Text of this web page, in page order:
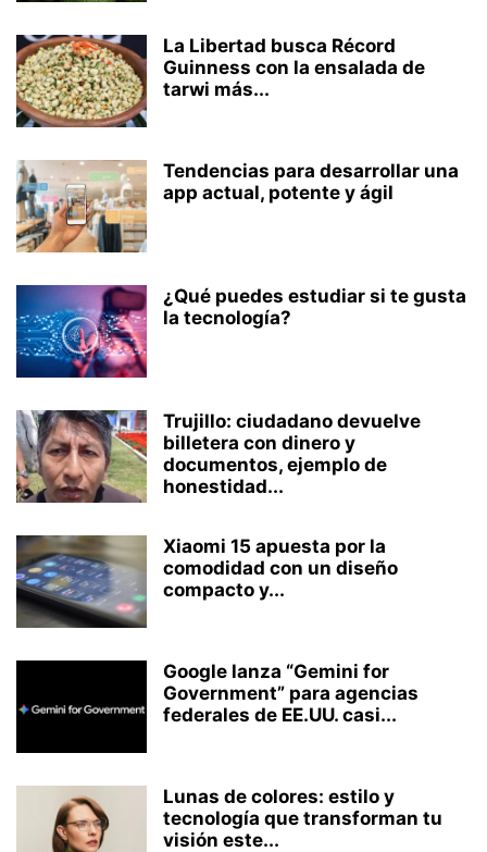
La Libertad busca Récord
Guinness con la ensalada de
tarwi más...
Tendencias para desarrollar una
app actual, potente y ágil
¿Qué puedes estudiar si te gusta
la tecnología?
Trujillo: ciudadano devuelve
billetera con dinero y
documentos, ejemplo de
honestidad...
Xiaomi 15 apuesta por la
comodidad con un diseño
compacto y...
Google lanza “Gemini for
Government” para agencias
federales de EE.UU. casi...
Lunas de colores: estilo y
tecnología que transforman tu
visión este...